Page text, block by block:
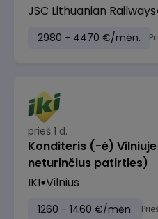
JSC Lithuanian Railways
2980 - 4470 €/mėn.
prieš 1 d.
Konditeris (-ė)
neturinčius patirties)
IKI Vilnius
1260 - 1460 €/mėn.